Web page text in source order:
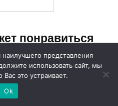
понравиться
представления
использовать сайт, мы
Вас это устраивает.
Ok